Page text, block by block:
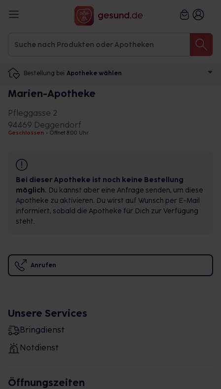
Bestellung bei Apotheke wählen
Marien-Apotheke
Pfleggasse 2
94469 Deggendorf
Geschlossen • Öffnet 8:00 Uhr
Bei dieser Apotheke ist noch keine Bestellung
möglich. Du kannst aber eine Anfrage senden, um diese
Apotheke zu aktivieren. Du wirst auf Wunsch per E-Mail
informiert, sobald die Apotheke für Dich zur Verfügung
steht.
Anrufen
Unsere Services
Bringdienst
Notdienst
Öffnungszeiten